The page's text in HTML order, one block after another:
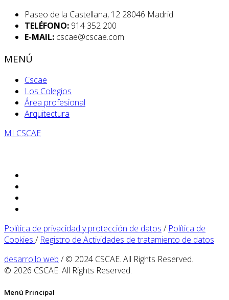
Paseo de la Castellana, 12 28046 Madrid
TELÉFONO: 914 352 200
E-MAIL: cscae@cscae.com
MENÚ
Cscae
Los Colegios
Área profesional
Arquitectura
MI CSCAE
Política de privacidad y protección de datos / Política de
Cookies / Registro de Actividades de tratamiento de datos
desarrollo web / © 2024 CSCAE. All Rights Reserved.
© 2026 CSCAE. All Rights Reserved.
Menú Principal